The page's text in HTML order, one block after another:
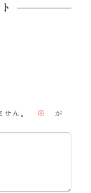
ん。 ※
が